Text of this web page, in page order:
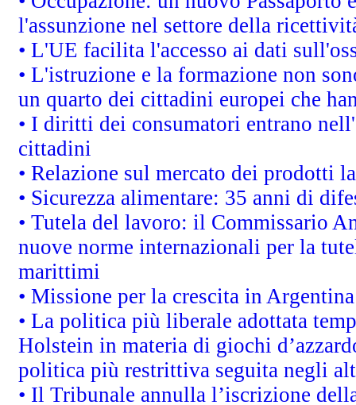
l'assunzione nel settore della
• L'UE facilita l'accesso ai dati
• L'istruzione e la formazione non
un quarto dei cittadini europei che
• I diritti dei consumatori entrano
cittadini
• Relazione sul mercato dei prodotti
• Sicurezza alimentare: 35 anni di
• Tutela del lavoro: il Commissario
nuove norme internazionali per la
marittimi
• Missione per la crescita in
• La politica più liberale adottata
Holstein in materia di giochi
politica più restrittiva seguita negli
• Il Tribunale annulla l’iscrizione